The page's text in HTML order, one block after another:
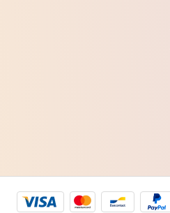
Visa
MastercardBancontactPaypal